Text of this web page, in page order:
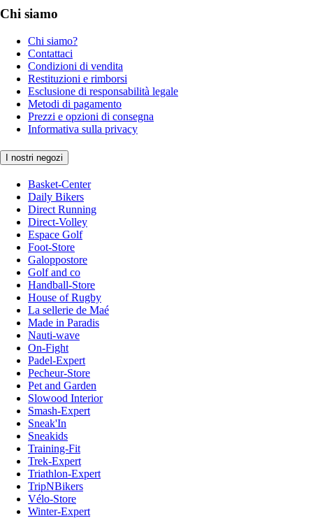
Chi siamo
Chi siamo?
Contattaci
Condizioni di vendita
Restituzioni e rimborsi
Esclusione di responsabilità legale
Metodi di pagamento
Prezzi e opzioni di consegna
Informativa sulla privacy
I nostri negozi
Basket-Center
Daily Bikers
Direct Running
Direct-Volley
Espace Golf
Foot-Store
Galoppostore
Golf and co
Handball-Store
House of Rugby
La sellerie de Maé
Made in Paradis
Nauti-wave
On-Fight
Padel-Expert
Pecheur-Store
Pet and Garden
Slowood Interior
Smash-Expert
Sneak'In
Sneakids
Training-Fit
Trek-Expert
Triathlon-Expert
TripNBikers
Vélo-Store
Winter-Expert